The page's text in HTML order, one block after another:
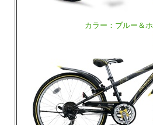
カラー：ブルー＆